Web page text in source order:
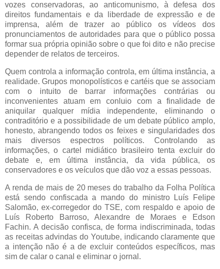
vozes conservadoras, ao anticomunismo, à defesa dos
direitos fundamentais e da liberdade de expressão e de
imprensa, além de trazer ao público os vídeos dos
pronunciamentos de autoridades para que o público possa
formar sua própria opinião sobre o que foi dito e não precise
depender de relatos de terceiros.
Quem controla a informação controla, em última instância, a
realidade. Grupos monopolísticos e cartéis que se associam
com o intuito de barrar informações contrárias ou
inconvenientes atuam em conluio com a finalidade de
aniquilar qualquer mídia independente, eliminando o
contraditório e a possibilidade de um debate público amplo,
honesto, abrangendo todos os feixes e singularidades dos
mais diversos espectros políticos. Controlando as
informações, o cartel midiático brasileiro tenta excluir do
debate e, em última instância, da vida pública, os
conservadores e os veículos que dão voz a essas pessoas.
A renda de mais de 20 meses do trabalho da Folha Política
está sendo confiscada a mando do ministro Luís Felipe
Salomão, ex-corregedor do TSE, com respaldo e apoio de
Luís Roberto Barroso, Alexandre de Moraes e Edson
Fachin. A decisão confisca, de forma indiscriminada, todas
as receitas advindas do Youtube, indicando claramente que
a intenção não é a de excluir conteúdos específicos, mas
sim de calar o canal e eliminar o jornal.